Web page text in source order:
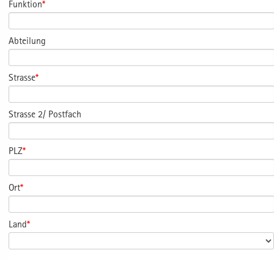
Funktion*
Abteilung
Strasse*
Strasse 2/ Postfach
PLZ*
Ort*
Land*